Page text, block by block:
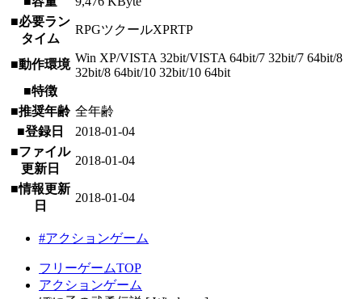
■必要ラン
タイム
RPGツクールXPRTP
■動作環境 Win XP/VISTA 32bit/VISTA 64bit/7 32bit/7 64bit/8
32bit/8 64bit/10 32bit/10 64bit
■特徴
■推奨年齢 全年齢
■登録日
2018-01-04
■ファイル
更新日
2018-01-04
■情報更新
日
2018-01-04
#アクションゲーム
フリーゲームTOP
アクションゲーム